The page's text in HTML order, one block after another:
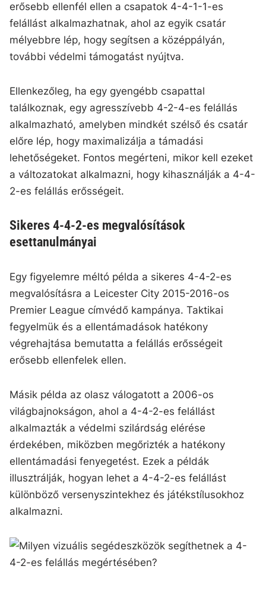
erősebb ellenfél ellen a csapatok 4-4-1-1-es
felállást alkalmazhatnak, ahol az egyik csatár
mélyebbre lép, hogy segítsen a középpályán,
további védelmi támogatást nyújtva.
Ellenkezőleg, ha egy gyengébb csapattal
találkoznak, egy agresszívebb 4-2-4-es felállás
alkalmazható, amelyben mindkét szélső és csatár
előre lép, hogy maximalizálja a támadási
lehetőségeket. Fontos megérteni, mikor kell ezeket
a változatokat alkalmazni, hogy kihasználják a 4-4-
2-es felállás erősségeit.
Sikeres 4-4-2-es megvalósítások
esettanulmányai
Egy figyelemre méltó példa a sikeres 4-4-2-es
megvalósításra a Leicester City 2015-2016-os
Premier League címvédő kampánya. Taktikai
fegyelmük és a ellentámadások hatékony
végrehajtása bemutatta a felállás erősségeit
erősebb ellenfelek ellen.
Másik példa az olasz válogatott a 2006-os
világbajnokságon, ahol a 4-4-2-es felállást
alkalmazták a védelmi szilárdság elérése
érdekében, miközben megőrizték a hatékony
ellentámadási fenyegetést. Ezek a példák
illusztrálják, hogyan lehet a 4-4-2-es felállást
különböző versenyszintekhez és játékstílusokhoz
alkalmazni.